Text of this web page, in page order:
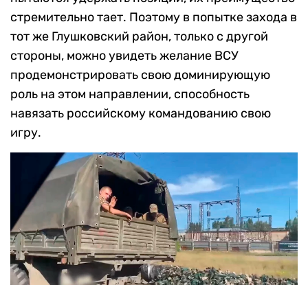
стремительно тает. Поэтому в попытке захода в
тот же Глушковский район, только с другой
стороны, можно увидеть желание ВСУ
продемонстрировать свою доминирующую
роль на этом направлении, способность
навязать российскому командованию свою
игру.